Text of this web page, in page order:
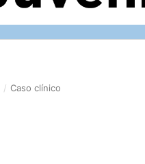
/ Caso clínico